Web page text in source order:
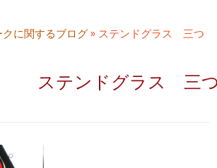
に関するブログ» ステンドグラス 三つ
ステンドグラス 三